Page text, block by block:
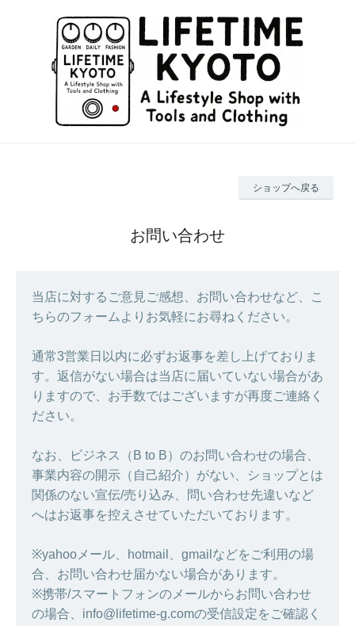
ショップへ戻る
お問い合わせ
当店に対するご意見ご感想、お問い合わせなど、こ
ちらのフォームよりお気軽にお尋ねください。
通常3営業日以内に必ずお返事を差し上げておりま
す。返信がない場合は当店に届いていない場合があ
りますので、お手数ではございますが再度ご連絡く
ださい。
なお、ビジネス（B to B）のお問い合わせの場合、
事業内容の開示（自己紹介）がない、ショップとは
関係のない宣伝/売り込み、問い合わせ先違いなど
へはお返事を控えさせていただいております。
※yahooメール、hotmail、gmailなどをご利用の場
合、お問い合わせ届かない場合があります。
※携帯/スマートフォンのメールからお問い合わせ
の場合、info@lifetime-g.comの受信設定をご確認く